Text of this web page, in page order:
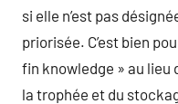
si elle n’est pas
priorisée. C’est bien
fin knowledge » au lieu
la trophée et du